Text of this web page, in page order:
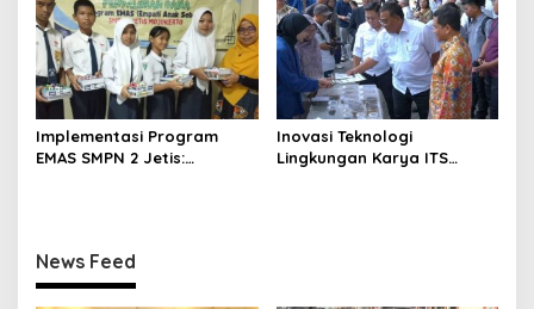
Implementasi Program
EMAS SMPN 2 Jetis:
Inovasi Teknologi
Lingkungan Karya ITS
News Feed